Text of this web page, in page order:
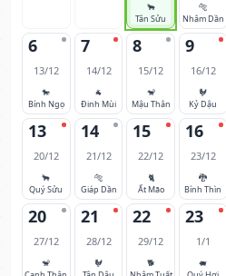
🐂
Tân Sửu
🐅
Nhâm Dần
6
13/12
🐎
Bính Ngọ
7
14/12
🐐
Đinh Mùi
8
15/12
🐒
Mậu Thân
9
16/12
🐓
Kỷ Dậu
13
20/12
🐂
Quý Sửu
14
21/12
🐅
Giáp Dần
15
22/12
🐈
Ất Mão
16
23/12
🐉
Bính Thìn
20
27/12
🐒
21
28/12
🐓
22
29/12
🐕
23
1/1
🐖